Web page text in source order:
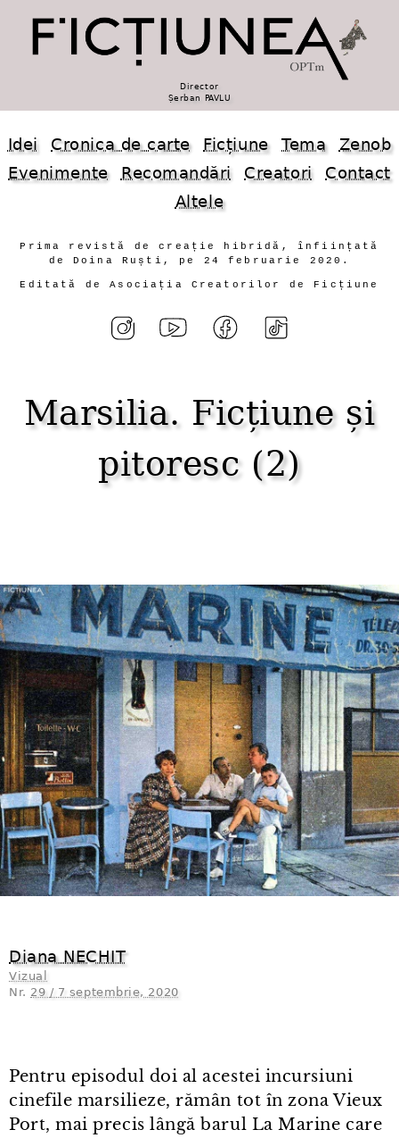
Director
Șerban PAVLU
Idei Cronica de carte Ficțiune Tema
Zenob
Evenimente
Recomandări Creatori
Contact
Altele
Prima revistă de creație hibridă, înființată
de Doina Ruști, pe 24 februarie 2020.
Editată de Asociația Creatorilor de Ficțiune
Marsilia. Ficțiune și
pitoresc (2)
Diana NECHIT
Vizual
Nr. 29 / 7 septembrie, 2020
Pentru episodul doi al acestei incursiuni
cinefile marsilieze, rămân tot în zona Vieux
Port, mai precis lângă barul La Marine care